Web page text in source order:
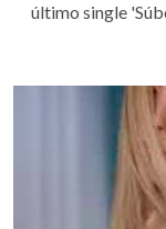
último single